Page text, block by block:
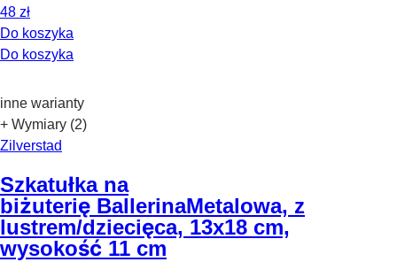
48 zł
Do koszyka
Do koszyka
inne warianty
+ Wymiary (2)
Zilverstad
Szkatułka na
biżuterię BallerinaMetalowa, z
lustrem/dziecięca, 13x18 cm,
wysokość 11 cm